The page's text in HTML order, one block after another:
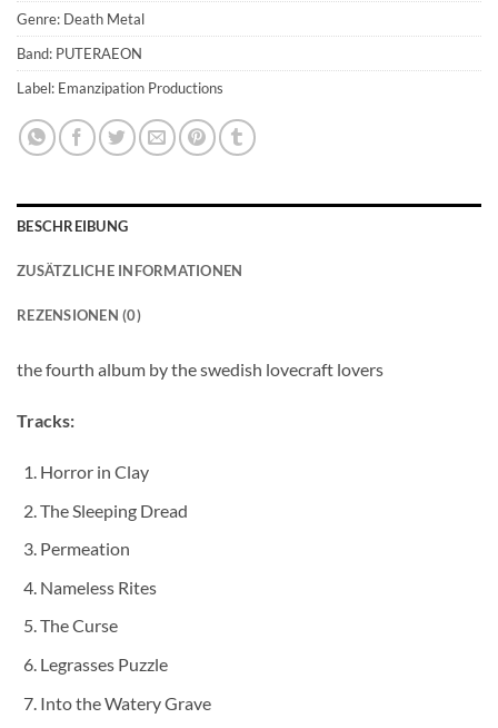
Genre: Death Metal
Band: PUTERAEON
Label: Emanzipation Productions
BESCHREIBUNG
ZUSÄTZLICHE INFORMATIONEN
REZENSIONEN (0)
the fourth album by the swedish lovecraft lovers
Tracks:
Horror in Clay
The Sleeping Dread
Permeation
Nameless Rites
The Curse
Legrasses Puzzle
Into the Watery Grave